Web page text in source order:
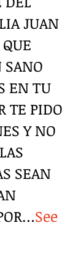
JUAN
SANO
EN TU
TE PIDO
Y NO
SEAN
See